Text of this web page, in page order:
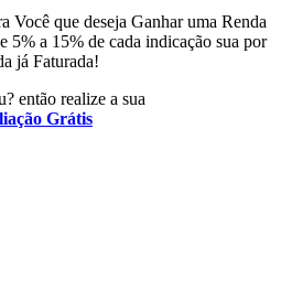
Você que deseja Ganhar uma Renda
5% a 15% de cada indicação sua por
já Faturada!
então realize a sua
Grátis